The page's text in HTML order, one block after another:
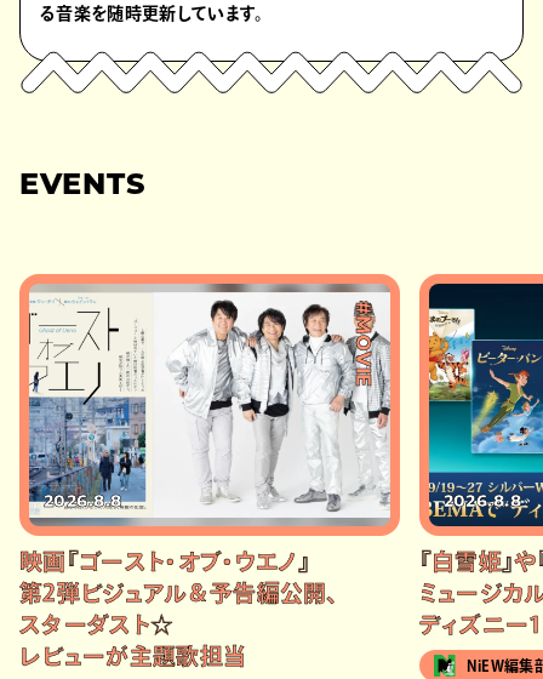
る音楽を随時更新しています。
EVENTS
#MOVIE
2026.8.8
映画『ゴースト・オブ・ウエノ』
第2弾ビジュアル＆予告編公開、
スターダスト☆
レビューが主題歌担当
2026.8.8
『白雪姫』
ミュージカル
ディズニー
NiEW編集